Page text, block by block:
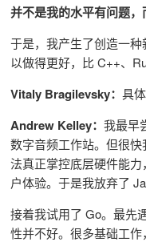
并不是我的水平有问题，
于是，我产生了创造一种
以做得更好，比 C++、
Vitaly Bragilevsky： 具
Andrew Kelley： 我最早
数字音频工作站。但很
法真正掌控底层硬件能
户体验。于是我放弃了
接着我试用了 Go。最先
性并不好。很多基础工